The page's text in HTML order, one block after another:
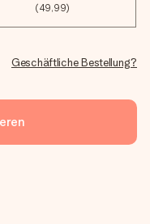
(49,99)
Geschäftliche Bestellung?